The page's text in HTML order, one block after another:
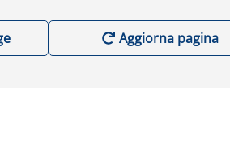
Aggiorna pagina